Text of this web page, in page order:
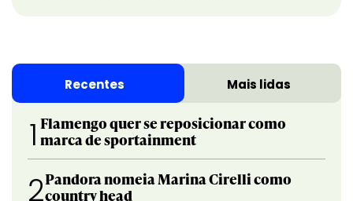
Recentes Mais lidas
1 Flamengo quer se reposicionar como
marca de sportainment
2Pandora nomeia Marina Cirelli como
country head